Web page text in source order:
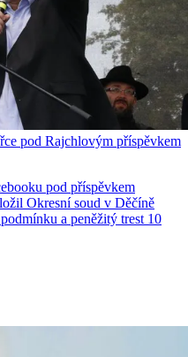
pod Rajchlovým příspěvkem
pod příspěvkem
Okresní soud v Děčíně
a peněžitý trest 10